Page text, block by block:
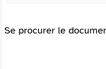
Se procurer le